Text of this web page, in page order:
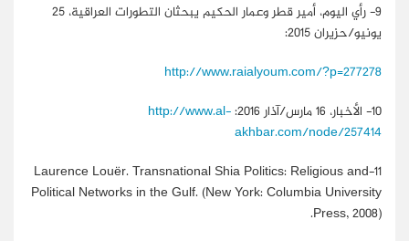
9-
رأي اليوم، أمير قطر وعمار الحكيم يبحثان التطورات العراقية، 25
يونيو/حزيران 2015:
http://www.raialyoum.com/?p=277278
10- الأخبار، 16 مارس/آذار 2016:
http://www.al-
akhbar.com/node/257414
11-
Laurence Louër. Transnational Shia Politics: Religious and
Political Networks in the Gulf. (New York: Columbia University
Press, 2008).